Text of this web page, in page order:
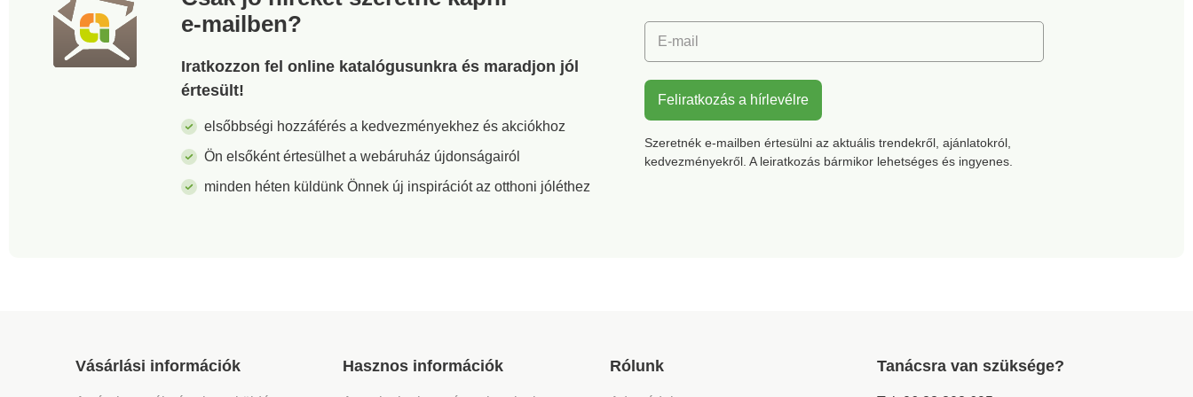
rugalmasságot biztosít
növényei számára. Anyag:
műanyag. Méretek: 120 x
180 cm.
szabványos kerti tömlőhöz
csatlakoztatható. Hosszú
sugárnyalábbal, levehető
robusztus forgó kefefejjel
és 5 m-es
hosszabbítótömlővel
együtt szállítjuk.
Tartalmazza a 20 V-os
e-mailben?
Iratkozzon fel online katalógusunkra és maradjon jól
értesült!
elsőbbségi hozzáférés a kedvezményekhez és akciókhoz
Ön elsőként értesülhet a webáruház újdonságairól
minden héten küldünk Önnek új inspirációt az otthoni jóléthez
E-mail
Feliratkozás a hírlevélre
Szeretnék e-mailben értesülni az aktuális trendekről, ajánlatokról,
kedvezményekről. A leiratkozás bármikor lehetséges és ingyenes.
Vásárlási információk Hasznos információk Rólunk Tanácsra van szüksége?